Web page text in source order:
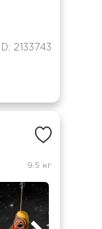
ID: 2133743
9.5 кг